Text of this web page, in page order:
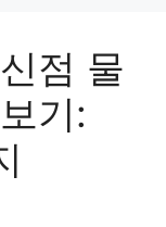
점 물
기: